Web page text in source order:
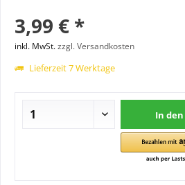
3,99 € *
inkl. MwSt.zzgl. Versandkosten
Lieferzeit 7 Werktage
In den